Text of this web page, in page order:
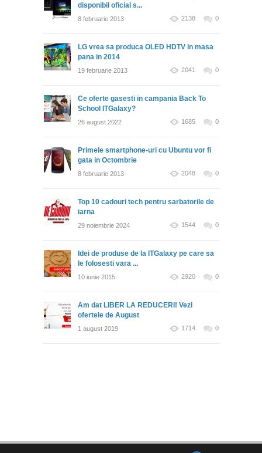
disponibil oficial s...
8 februarie 2013 2138 0
LG vrea sa produca OLED HDTV in masa
pana in 2014
19 februarie 2013 2041 0
Ce oferte gasesti in campania Back To
School ITGalaxy?
26 august 2022 1685 0
Primele smartphone-uri cu Ubuntu vor fi
gata in Octombrie
8 februarie 2013 2048 0
Top 10 cadouri tech pentru sarbatorile de
iarna
29 noiembrie 2024 1544 0
Idei de produse de la ITGalaxy pe care sa
le folosesti vara ...
10 iunie 2015 2920 0
Am dat LIBER LA REDUCERI! Vezi
ofertele de August
1 august 2019 1714 0